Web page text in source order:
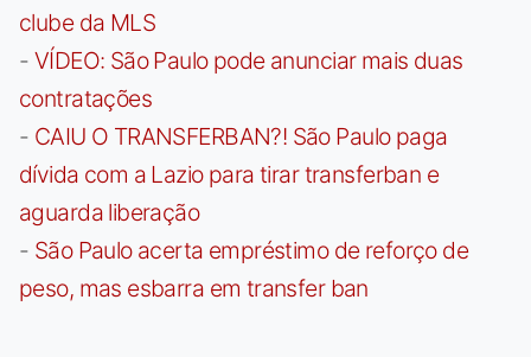
clube da MLS
- VÍDEO: São Paulo pode anunciar mais duas
contratações
- CAIU O TRANSFERBAN?! São Paulo paga
dívida com a Lazio para tirar transferban e
aguarda liberação
- São Paulo acerta empréstimo de reforço de
peso, mas esbarra em transfer ban